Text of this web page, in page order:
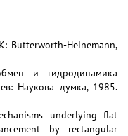
Butterworth-Heinemann,
и гидродинамика
Наукова думка, 1985.
underlying flat
by rectangular